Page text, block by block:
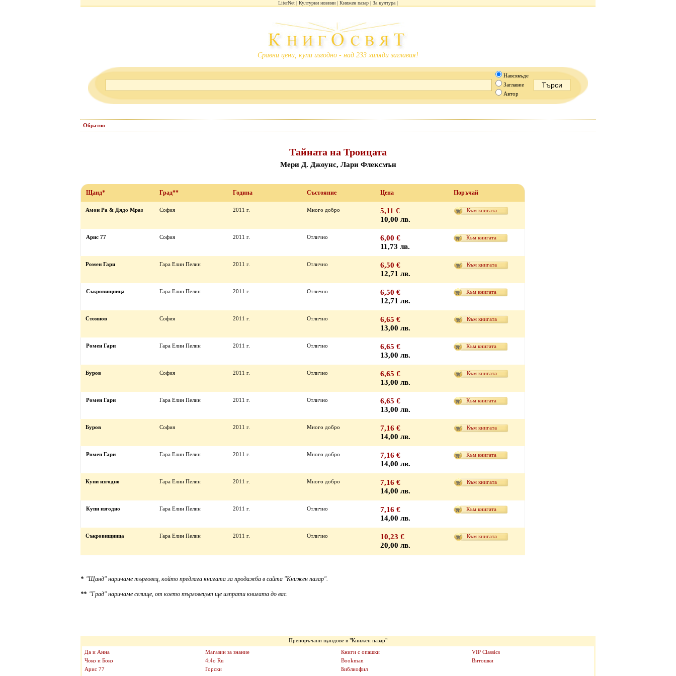
LiterNet Културни новини Книжен пазар За култура
Сравни цени, купи изгодно - над 233 хиляди заглавия!
Навсякъде
Заглавие
Автор
Обратно
Тайната на Троицата
Мери Д. Джоунс, Лари Флексмън
Щанд* Град** Година Състояние Цена Поръчай
Амон Ра & Дядо Мраз София 2011 г. Много добро
5,11 €
10,00 лв.
Към книгата
Арис 77 София 2011 г. Отлично
6,00 €
11,73 лв.
Към книгата
Ромен Гари Гара Елин Пелин 2011 г. Отлично
6,50 €
12,71 лв.
Към книгата
Съкровищница Гара Елин Пелин 2011 г. Отлично
6,50 €
12,71 лв.
Към книгата
Стоянов София 2011 г. Отлично
6,65 €
13,00 лв.
Към книгата
Ромен Гари Гара Елин Пелин 2011 г. Отлично
6,65 €
13,00 лв.
Към книгата
Буров София 2011 г. Отлично
6,65 €
13,00 лв.
Към книгата
Ромен Гари Гара Елин Пелин 2011 г. Отлично
6,65 €
13,00 лв.
Към книгата
Буров София 2011 г. Много добро
7,16 €
14,00 лв.
Към книгата
Ромен Гари Гара Елин Пелин 2011 г. Много добро
7,16 €
14,00 лв.
Към книгата
Купи изгодно Гара Елин Пелин 2011 г. Много добро
7,16 €
14,00 лв.
Към книгата
Купи изгодно Гара Елин Пелин 2011 г. Отлично
7,16 €
14,00 лв.
Към книгата
Съкровищница Гара Елин Пелин 2011 г. Отлично
10,23 €
20,00 лв.
Към книгата
* "Щанд" наричаме търговец, който предлага книгата за продажба в сайта "Книжен пазар".
** "Град" наричаме селище, от което търговецът ще изпрати книгата до вас.
Препоръчани щандове в "Книжен пазар"
Да и Анна
Чоко и Боко
Арис 77
Магазин за знание
4i4o Ru
Горски
Книги с опашки
Bookman
Библиофил
VIP Classics
Витошки